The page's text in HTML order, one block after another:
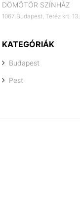
DÖMÖTÖR SZÍNHÁZ
1067 Budapest, Teréz krt. 13.
KATEGÓRIÁK
Budapest
Pest